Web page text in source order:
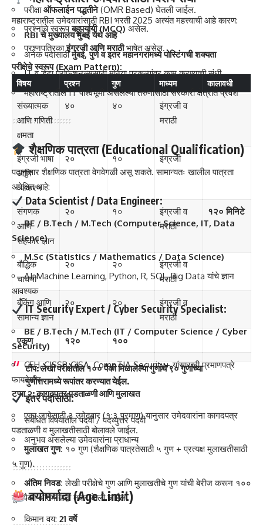
परीक्षाऑफलाईन पद्धतीने(OMR Based) घेतली जाईल.
प्रश्नांचे स्वरूपबहुपर्यायी (MCQ) असेल.
प्रश्नपत्रिकाइंग्रजी आणि मराठीभाषेत असेल.
परीक्षेचे स्वरूप (Exam Pattern):
विषय प्रश्न गुण माध्यम कालावधी
संख्यात्मक
आणि गणिती
क्षमता
४० ४०
इंग्रजी व
मराठी
इंग्रजी भाषा
आणि
व्याकरण
२० १० इंग्रजी
संगणक
आणि
सहकार ज्ञान
२० १०
इंग्रजी व
मराठी
१२० मिनिटे
बौद्धिक
चाचणी
२० २०
इंग्रजी व
मराठी
बँकिंग आणि
सामान्य ज्ञान
२० २०
इंग्रजी व
मराठी
एकूण १२० १००
टीप:लेखी परीक्षेतील १०० पैकी मिळालेल्या गुणांचे९० गुणांच्या
गुणोत्तरामध्येरूपांतर करण्यात येईल.
टप्पा २: कागदपत्र पडताळणी आणि मुलाखत
एका जागेसाठी ३ उमेदवार (१:३ प्रमाण) यानुसार उमेदवारांना कागदपत्र
पडताळणी व मुलाखतीसाठी बोलावले जाईल.
मुलाखत गुण: १० गुण (शैक्षणिक पात्रतेसाठी ५ गुण + प्रत्यक्ष मुलाखतीसाठी
५ गुण).
अंतिम निवड: लेखी परीक्षेचे गुण आणि मुलाखतीचे गुण यांची बेरीज करून १००
गुणांपैकी अंतिम यादी तयार केली जाईल.
महाराष्ट्रातील उमेदवारांसाठी RBI भरती 2025 अत्यंत महत्त्वाची आहे कारण:
RBI चे मुख्यालय मुंबई येथे आहे
अनेक पदांसाठीमुंबई, पुणे व इतर महानगरांमध्ये पोस्टिंगची शक्यता
IT व डेटा प्रोफेशनल्ससाठी मोठ्या प्रकल्पांवर काम करण्याची संधी
महाराष्ट्रातील IT पार्श्वभूमी असलेल्या तरुणांसाठी सरकारी क्षेत्रात प्रवेश
शैक्षणिक पात्रता (Educational Qualification)
पदानुसार शैक्षणिक पात्रता वेगवेगळी असू शकते. सामान्यतः खालील पात्रता
अपेक्षित आहे:
Data Scientist / Data Engineer:
BE / B.Tech / M.Tech (Computer Science, IT, Data
Science)
M.Sc (Statistics / Mathematics / Data Science)
AI, Machine Learning, Python, R, SQL, Big Data यांचे ज्ञान
आवश्यक
IT Security Expert / Cyber Security Specialist:
BE / B.Tech / M.Tech (IT / Computer Science / Cyber
Security)
CEH, CISSP, CISA, CompTIA Security+ यांसारखी प्रमाणपत्रे
फायदेशीर
इतर पदांसाठी:
संबंधित विषयातील पदवी / पदव्युत्तर पदवी
अनुभव असलेल्या उमेदवारांना प्राधान्य
वयोमर्यादा (Age Limit)
किमान वय: 21 वर्षे